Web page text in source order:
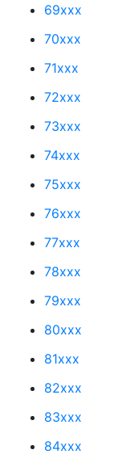
69xxx
70xxx
71xxx
72xxx
73xxx
74xxx
75xxx
76xxx
77xxx
78xxx
79xxx
80xxx
81xxx
82xxx
83xxx
84xxx